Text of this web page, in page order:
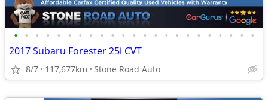
• • • • • • • • • • • • • • • • • • • • • • •
2017 Subaru Forester 25i CVT
8/7 117,677km Stone Road Auto